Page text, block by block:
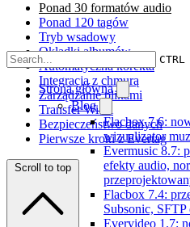
CTRL
Strona główna
Blog
Flacbox 7.6:
wizualizator
Evermusic 8.7:
efekty audio,
Flacbox 7.4:
Subsonic,
Evervideo 1.7:
Ponad 30 formatów audio
Ponad 120 tagów
Tryb wsadowy
Okładki albumów
Automatyczna korekta
Integracja z chmurą
Zarządzanie plikami
Transfer Wi-Fi
Bezpieczeństwo danych
Pierwsze kroki z Evertag
Scroll to top